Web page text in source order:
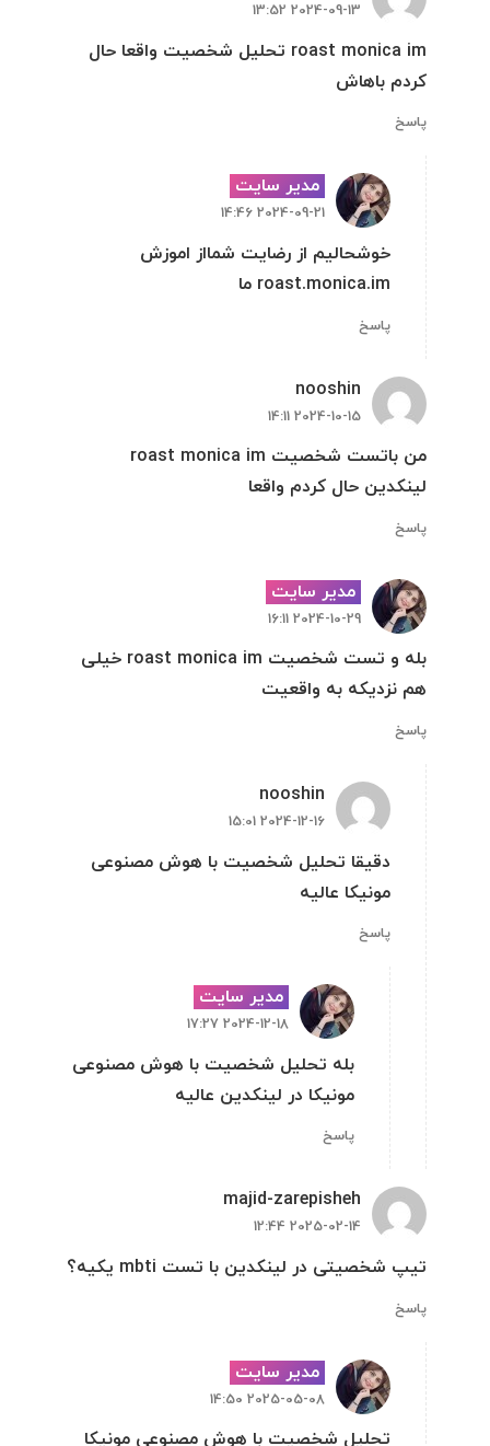
2024-09-13 13:52
roast monica im تحلیل شخصیت واقعا حال
کردم باهاش
پاسخ
مدیر سایت
2024-09-21 14:46
خوشحالیم از رضایت شمااز اموزش
roast.monica.im ما
پاسخ
nooshin
2024-10-15 14:11
من باتست شخصیت roast monica im
لینکدین حال کردم واقعا
پاسخ
مدیر سایت
2024-10-29 16:11
بله و تست شخصیت roast monica im خیلی
هم نزدیکه به واقعیت
پاسخ
nooshin
2024-12-16 15:01
دقیقا تحلیل شخصیت با هوش مصنوعی
مونیکا عالیه
پاسخ
مدیر سایت
2024-12-18 17:27
بله تحلیل شخصیت با هوش مصنوعی
مونیکا در لینکدین عالیه
پاسخ
majid-zarepisheh
2025-02-14 12:44
تیپ شخصیتی در لینکدین با تست mbti یکیه؟
پاسخ
مدیر سایت
2025-05-08 14:50
تحلیل شخصیت با هوش مصنوعی مونیکا